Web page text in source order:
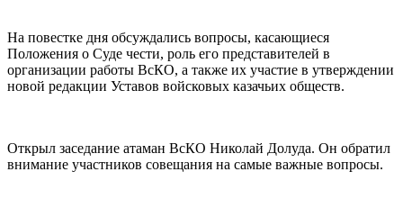
На повестке дня обсуждались вопросы, касающиеся
Положения о Суде чести, роль его представителей в
организации работы ВсКО, а также их участие в утверждении
новой редакции Уставов войсковых казачьих обществ.
Открыл заседание атаман ВсКО Николай Долуда. Он обратил
внимание участников совещания на самые важные вопросы.